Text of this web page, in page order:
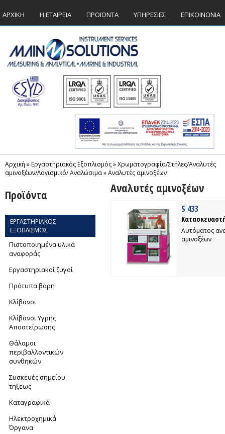
ΑΡΧΙΚΗ Η ΕΤΑΙΡΕΙΑ ΠΡΟΪΟΝΤΑ ΥΠΗΡΕΣΙΕΣ ΕΠΙΚΟΙΝΩΝΙΑ
Αρχική »Εργαστηριακός Εξοπλισμός»Xρωματογραφία/Στήλες/Αναλυτές
αμινοξέων/Λογισμικό/ Αναλώσιμα»Αναλυτές αμινοξέων
Προϊόντα
ΕΡΓΑΣΤΗΡΙΑΚΟΣ
ΕΞΟΠΛΙΣΜΟΣ
Πιστοποιημένα υλικά
αναφοράς
Εργαστηριακοί ζυγοί
Πρότυπα βάρη
Κλίβανοι
Κλίβανοι Υγρής
Αποστείρωσης
Θάλαμοι
περιβαλλοντικών
συνθηκών
Συσκευές σημείου
τηξεως
Καταγραφικά
Ηλεκτροχημικά
Όργανα
Αναλυτές αμινοξέων
S 433
Αυτόματος
αμινοξέων